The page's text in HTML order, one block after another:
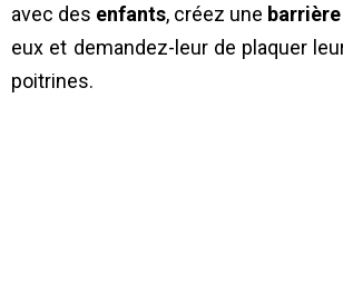
avec des enfants, créez une barrière
eux et demandez-leur de plaquer
poitrines.